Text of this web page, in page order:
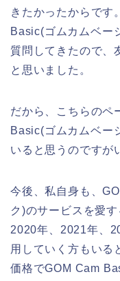
きたかったからです
Basic(ゴムカムベー
質問してきたので、
と思いました。
だから、こちらのペ
Basic(ゴムカムベー
いると思うのですが
今後、私自身も、
ク)のサービスを愛
2020年、2021年、
用していく方もいる
価格でGOM Cam